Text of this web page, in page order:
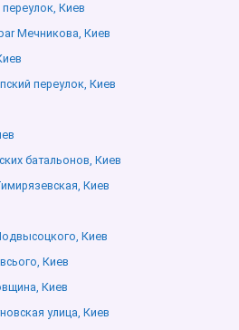
Киев
Мечникова, Киев
переулок, Киев
батальонов, Киев
Киев
Киев
Киев
Киев
улица, Киев